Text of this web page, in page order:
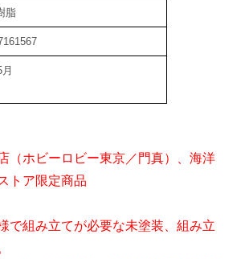
脂
（ホビーロビー東京／門真）、海洋
トア限定商品
で組み立てが必要な未塗装、組み立